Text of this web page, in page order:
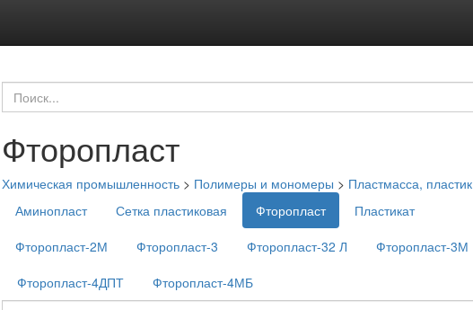
Фторопласт
Химическая промышленность > Полимеры и мономеры > Пластмасса, пластик
Аминопласт
Сетка пластиковая Фторопласт
Пластикат
Фторопласт-2М
Фторопласт-3 Фторопласт-32 Л Фторопласт-3М
Фторопласт-4ДПТ
Фторопласт-4МБ